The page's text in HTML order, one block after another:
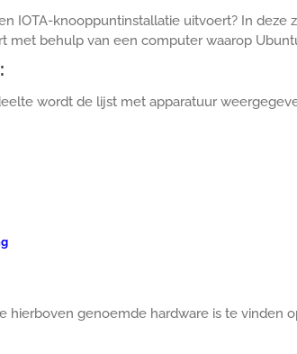
IOTA-knooppuntinstallatie uitvoert? In deze
met behulp van een computer waarop
wordt de lijst met apparatuur
hierboven genoemde hardware is te vinden